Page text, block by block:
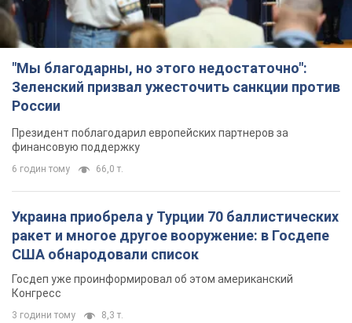
Украина приобрела у Турции 70 баллистических
ракет и многое другое вооружение: в Госдепе
США обнародовали список
Госдеп уже проинформировал об этом американский
Конгресс
3 години тому
"Нас услышали лишь одним ухом": в городах
Украины уже 24-й день подряд проходят
митинги в поддержку Федорова. Фото и видео
Антиправительственные выступления с требованием
вернуть Федорова продолжаются до сих пор
3 години тому 2,9 т.